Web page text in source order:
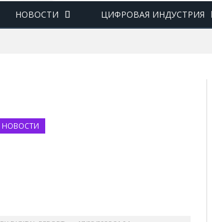
НОВОСТИ ЦИФРОВАЯ ИНДУСТРИЯ
НОВОСТИ